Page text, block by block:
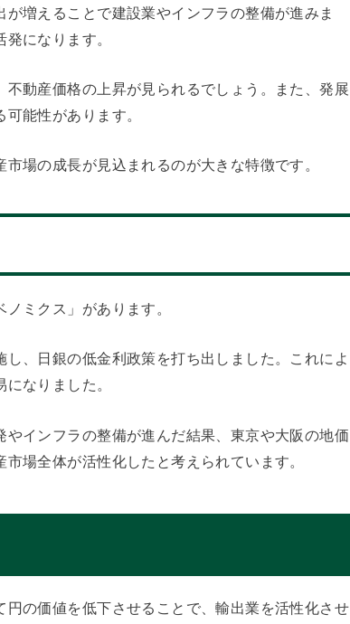
増えることで建設業やインフラの整備が進みま
になります。
動産価格の上昇が見られるでしょう。また、発展
能性があります。
場の成長が見込まれるのが大きな特徴です。
ミクス」があります。
、日銀の低金利政策を打ち出しました。これによ
なりました。
インフラの整備が進んだ結果、東京や大阪の地価
場全体が活性化したと考えられています。
の価値を低下させることで、輸出業を活性化させ